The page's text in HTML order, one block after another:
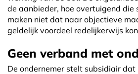
de aanbieder, hoe overtuigend die
maken niet dat naar objectieve
geldelijk voordeel redelijkerwijs
Geen verband met
De ondernemer stelt subsidiair